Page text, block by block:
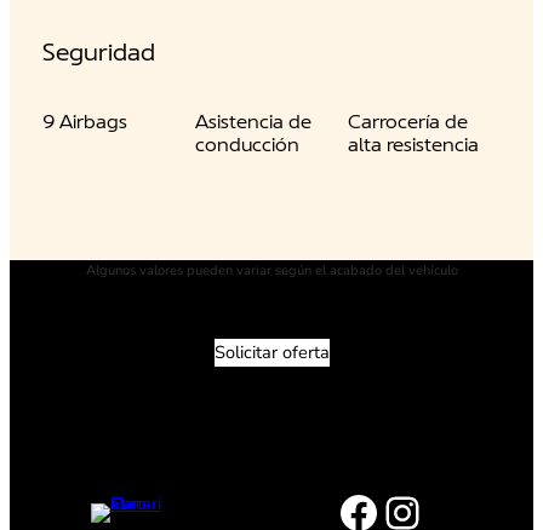
Seguridad
9 Airbags
Asistencia de
conducción
Carrocería de
alta resistencia
Algunos valores pueden variar según el acabado del vehículo
Solicitar oferta
Facebook Instagram